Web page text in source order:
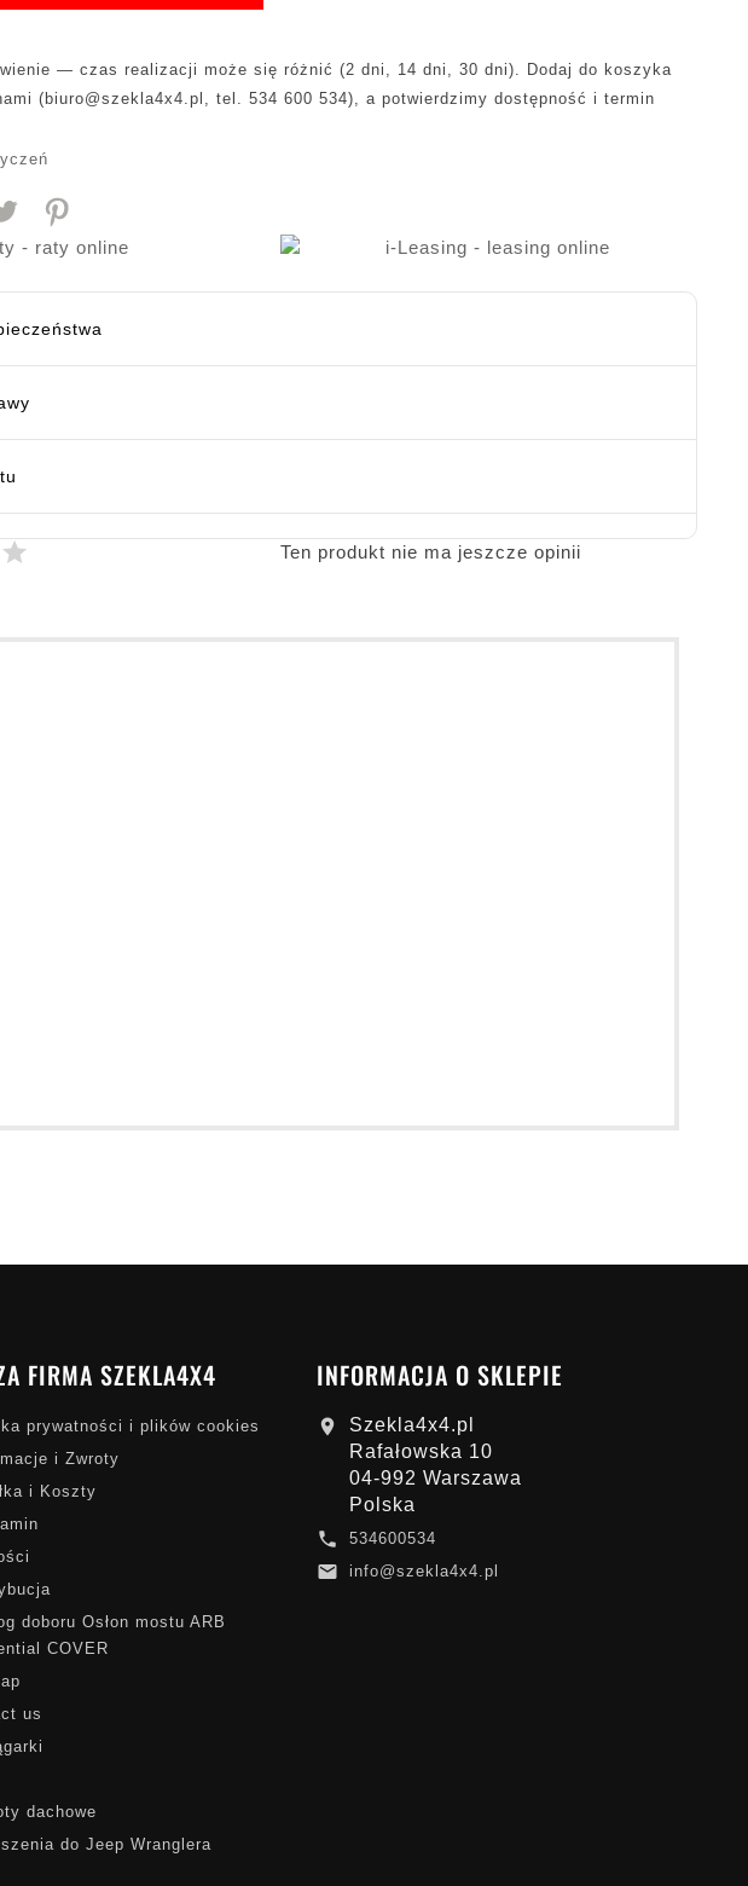
— czas realizacji może się różnić (2 dni, 14 dni, 30 dni). Dodaj do koszyka
( biuro@szekla4x4.pl , tel. 534 600 534), a potwierdzimy dostępność i termin
Ten produkt nie ma jeszcze opinii
FIRMA SZEKLA4X4
prywatności i plików cookies
i Zwroty
i Koszty
doboru Osłon mostu ARB
COVER
us
dachowe
do Jeep Wranglera
INFORMACJA O SKLEPIE

Szekla4x4.pl
Rafałowska 10
04-992 Warszawa
Polska
 534600534
 info@szekla4x4.pl